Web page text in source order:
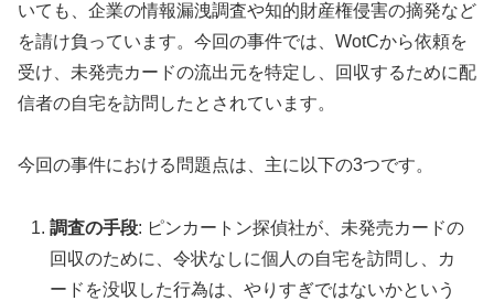
いても、企業の情報漏洩調査や知的財産権侵害の摘発など
を請け負っています。今回の事件では、WotCから依頼を
受け、未発売カードの流出元を特定し、回収するために配
信者の自宅を訪問したとされています。
今回の事件における問題点は、主に以下の3つです。
調査の手段: ピンカートン探偵社が、未発売カードの
回収のために、令状なしに個人の自宅を訪問し、カ
ードを没収した行為は、やりすぎではないかという